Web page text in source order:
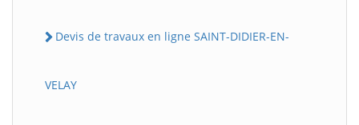
Devis de travaux en ligne SAINT-DIDIER-EN-
VELAY